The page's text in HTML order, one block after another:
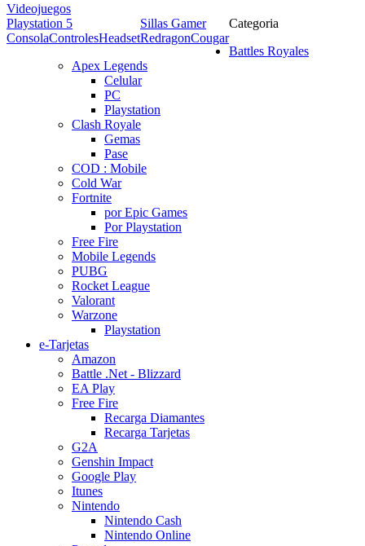
Videojuegos
Playstation 5
ConsolaControlesHeadset
Sillas Gamer
RedragonCougar
Categoria
Battles Royales
Apex Legends
Celular
PC
Playstation
Clash Royale
Gemas
Pase
COD : Mobile
Cold War
Fortnite
por Epic Games
Por Playstation
Free Fire
Mobile Legends
PUBG
Rocket League
Valorant
Warzone
Playstation
e-Tarjetas
Amazon
Battle .Net - Blizzard
EA Play
Free Fire
Recarga Diamantes
Recarga Tarjetas
G2A
Genshin Impact
Google Play
Itunes
Nintendo
Nintendo Cash
Nintendo Online